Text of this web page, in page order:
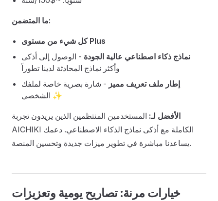
ما المتضمن:
كل شيء من مستوى Plus
نماذج ذكاء اصطناعي عالية الجودة - الوصول إلى أذكى
وأكثر نماذج المحادثة لدينا تطوراً
إطار ملف تعريف مميز - شارة بصرية خاصة لملفك
الشخصي ✨
الأفضل لـ: المستخدمين المنتظمين الذين يريدون تجربة
AICHIKI الكاملة مع أذكى نماذج الذكاء الاصطناعي. دعمك
يساعدنا مباشرة في تطوير ميزات جديدة وتحسين المنصة.
خيارات مرنة: تصاريح يومية وتعزيزات